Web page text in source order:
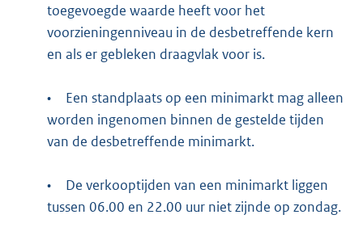
toegevoegde waarde heeft voor het
voorzieningenniveau in de desbetreffende kern
en als er gebleken draagvlak voor is.
•
Een standplaats op een minimarkt mag alleen
worden ingenomen binnen de gestelde tijden
van de desbetreffende minimarkt.
•
De verkooptijden van een minimarkt liggen
tussen 06.00 en 22.00 uur niet zijnde op zondag.